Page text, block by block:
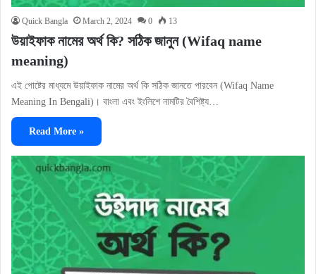
Quick Bangla March 2, 2024 0 13
উয়াইফাক নামের অর্থ কি? সঠিক জানুন (Wifaq name
meaning)
এই পোষ্টের মাধ্যমে উয়াইফাক নামের অর্থ কি সঠিক জানতে পারবেন (Wifaq Name
Meaning In Bengali)। বাংলা এবং ইংলিশে নামটির বৈশিষ্ট্য…
Read More »